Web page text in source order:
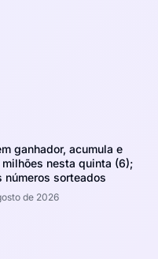
ganhador, acumula e
milhões nesta quinta (6);
números sorteados
de 2026